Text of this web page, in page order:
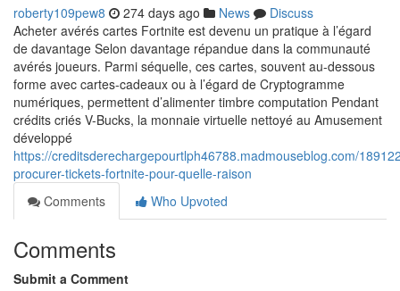
roberty109pew8 274 days ago News
Discuss
Acheter avérés cartes Fortnite est devenu un pratique à l’égard
de davantage Selon davantage répandue dans la communauté
avérés joueurs. Parmi séquelle, ces cartes, souvent au-dessous
forme avec cartes-cadeaux ou à l’égard de Cryptogramme
numériques, permettent d’alimenter timbre computation Pendant
crédits criés V-Bucks, la monnaie virtuelle nettoyé au Amusement
développé
https://creditsderechargepourtlph46788.madmouseblog.com/
procurer-tickets-fortnite-pour-quelle-raison
Comments
Who Upvoted
Comments
Submit a Comment